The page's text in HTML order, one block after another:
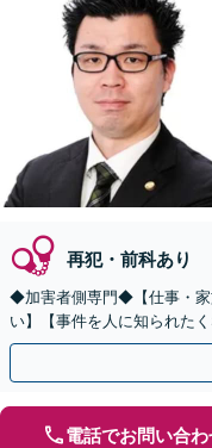
再犯・前科あり
◆加害者側専門◆【仕事・家
い】【事件を人に知られた
電話でお問い合わ